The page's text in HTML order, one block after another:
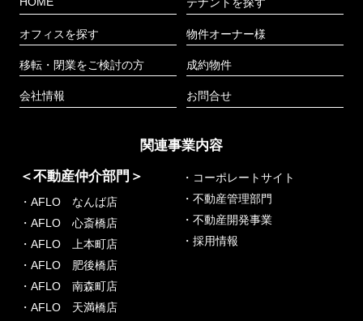
オフィスを探す
移転・閉業をご検討の方
会社情報
テナントを探す
物件オーナー様
成約物件
お問合せ
関連事業内容
＜不動産仲介部門＞
・AFLO なんば店
・AFLO 心斎橋店
・AFLO 上本町店
・AFLO 肥後橋店
・AFLO 南森町店
・AFLO 天満橋店
・コーポレートサイト
・不動産管理部門
・不動産開発事業
・採用情報